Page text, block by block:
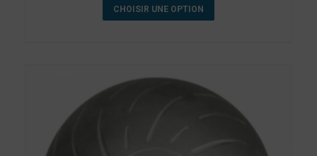
CHOISIR UNE OPTION